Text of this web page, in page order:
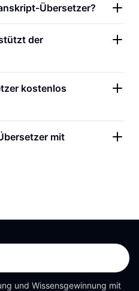
Übersetzer?
der
kostenlos
mit
und Wissensgewinnung mit